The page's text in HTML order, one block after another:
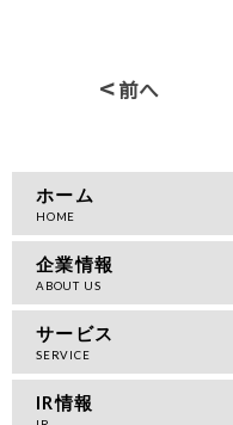
<前へ
ホーム
企業情報
サービス
IR情報